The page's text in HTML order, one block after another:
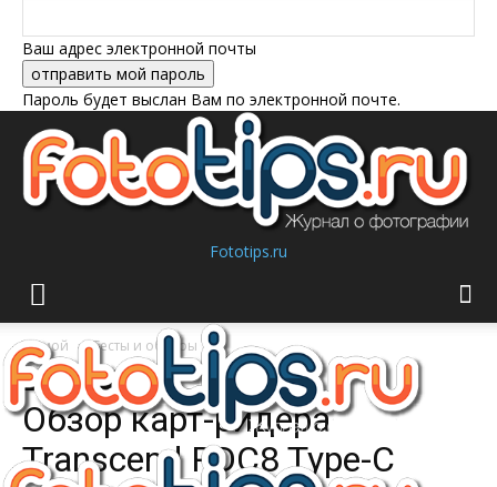
Ваш адрес электронной почты
Пароль будет выслан Вам по электронной почте.
Fototips.ru
Домой Тесты и обзоры
Тесты и обзоры
Обзор карт-ридера
Transcend RDC8 Type-C